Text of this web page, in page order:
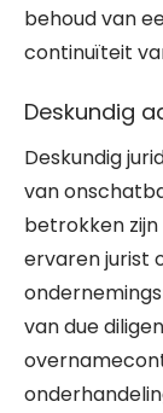
behoud van
continuïteit
Deskundig
Deskundig
van
betrokken
ervaren jurist
van due